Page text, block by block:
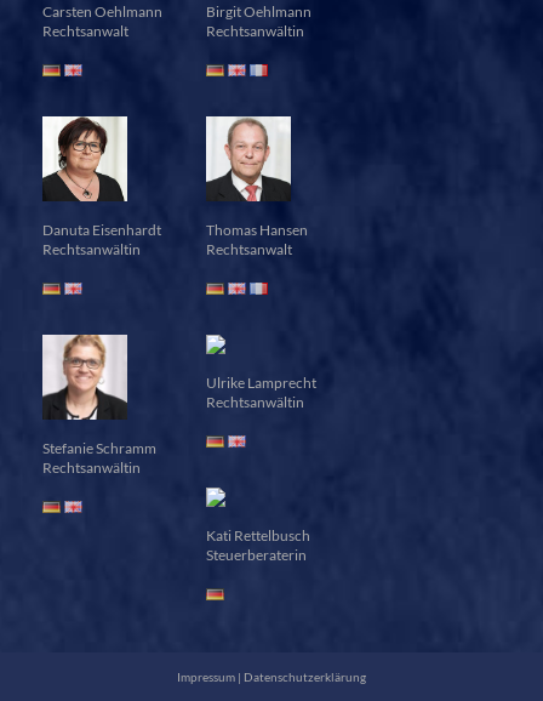
Carsten Oehlmann
Rechtsanwalt
Birgit Oehlmann
Rechtsanwältin
Danuta Eisenhardt
Rechtsanwältin
Thomas Hansen
Rechtsanwalt
Stefanie Schramm
Rechtsanwältin
Ulrike Lamprecht
Rechtsanwältin
Kati Rettelbusch
Steuerberaterin
Impressum | Datenschutzerklärung